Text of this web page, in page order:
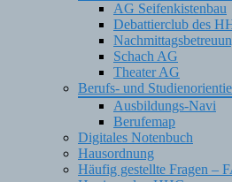
AG Seifenkistenbau
Debattierclub des
Schach AG
Theater AG
Berufs- und
Ausbildungs-Navi
Berufemap
Digitales Notenbuch
Hausordnung
Häufig gestellte Fragen –